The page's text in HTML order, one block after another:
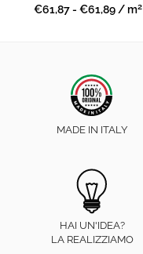
Prezzo
€61,87 - €61,89 / m2
MADE IN ITALY
HAI UN'IDEA?
LA REALIZZIAMO